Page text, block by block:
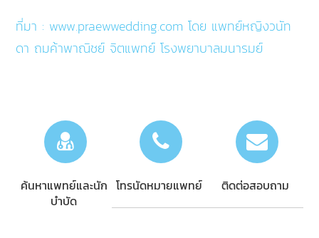
ที่มา : www.praewwedding.com โดย แพทย์หญิงวนัท
ดา ถมค้าพาณิชย์ จิตแพทย์ โรงพยาบาลมนารมย์
ค้นหาแพทย์และนัก
บำบัด
โทรนัดหมายแพทย์ ติดต่อสอบถาม